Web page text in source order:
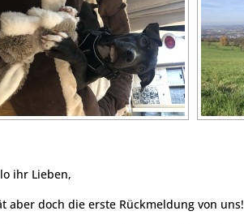
ihr Lieben,
aber doch die erste Rückmeldung von uns!